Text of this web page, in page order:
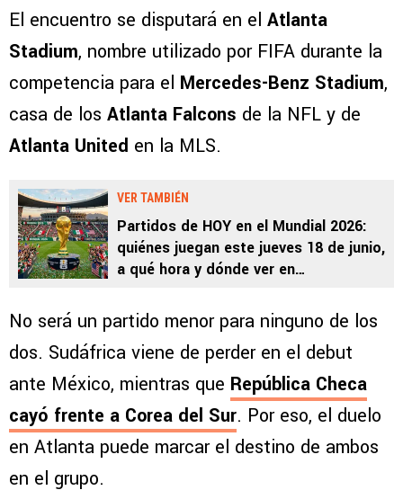
El encuentro se disputará en el Atlanta
Stadium, nombre utilizado por FIFA durante la
competencia para el Mercedes-Benz Stadium,
casa de los Atlanta Falcons de la NFL y de
Atlanta United en la MLS.
VER TAMBIÉN
Partidos de HOY en el Mundial 2026:
quiénes juegan este jueves 18 de junio,
a qué hora y dónde ver en
No será un partido menor para ninguno de los
dos. Sudáfrica viene de perder en el debut
ante México, mientras que República Checa
cayó frente a Corea del Sur. Por eso, el duelo
en Atlanta puede marcar el destino de ambos
en el grupo.